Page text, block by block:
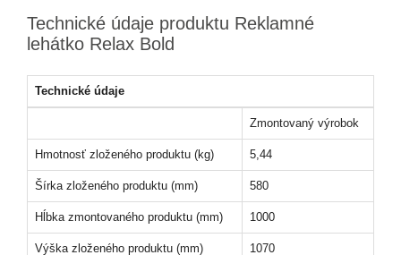
Technické údaje produktu Reklamné
lehátko Relax Bold
Technické údaje
Zmontovaný výrobok
Hmotnosť zloženého produktu (kg) 5,44
Šírka zloženého produktu (mm) 580
Hĺbka zmontovaného produktu (mm) 1000
Výška zloženého produktu (mm) 1070